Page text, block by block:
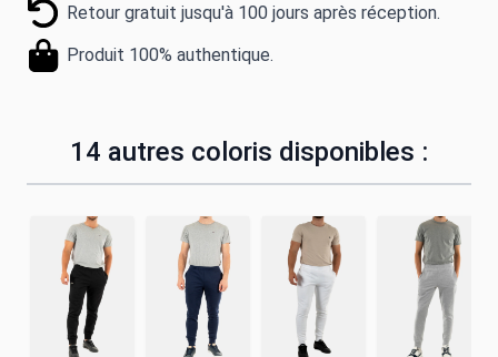
Retour gratuit jusqu'à 100 jours après réception.
Produit 100% authentique.
14 autres coloris disponibles :